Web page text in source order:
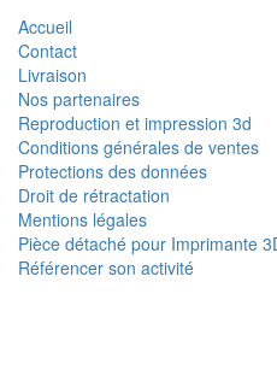
Accueil
Contact
Livraison
Nos partenaires
Reproduction et impression 3d
Conditions générales de ventes
Protections des données
Droit de rétractation
Mentions légales
Pièce détaché pour Imprimante
Référencer son activité